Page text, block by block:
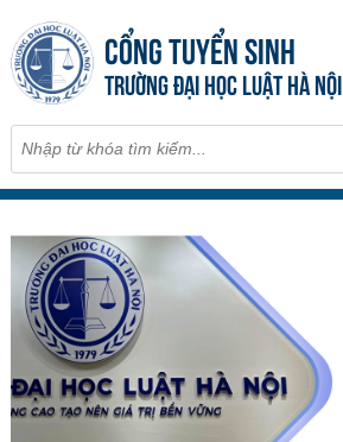
CỔNG TUYỂN SINH
TRƯỜNG ĐẠI HỌC LUẬT HÀ NỘI